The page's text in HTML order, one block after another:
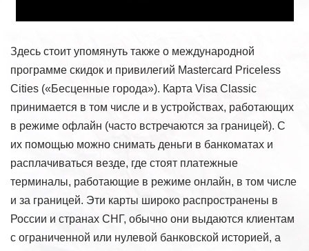
Здесь стоит упомянуть также о международной
программе скидок и привилегий Mastercard Priceless
Cities («Бесценные города»). Карта Visa Classic
принимается в том числе и в устройствах, работающих
в режиме офлайн (часто встречаются за границей). С
их помощью можно снимать деньги в банкоматах и
расплачиваться везде, где стоят платежные
терминалы, работающие в режиме онлайн, в том числе
и за границей. Эти карты широко распространены в
России и странах СНГ, обычно они выдаются клиентам
с ограниченной или нулевой банковской историей, а